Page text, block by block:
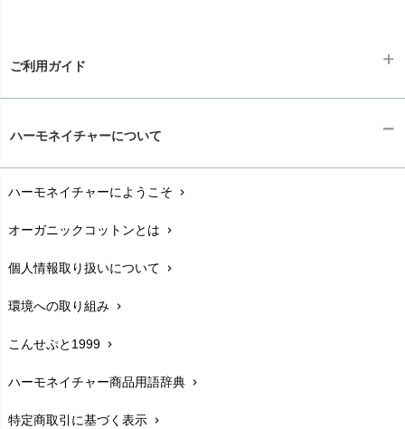
ご利用ガイド
配送と送料chevron_right
在庫状況と発送予定chevron_right
サイズ・寸法chevron_right
生地・素材chevron_right
お手入れについて
レビューを書こうchevron_right
ハーモネイチャーについて
ハーモネイチャーにようこそ chevron_right
オーガニックコットンとは chevron_right
個人情報取り扱いについて chevron_right
環境への取り組み chevron_right
こんせぷと1999 chevron_right
ハーモネイチャー商品用語辞典 chevron_right
特定商取引に基づく表示 chevron_right